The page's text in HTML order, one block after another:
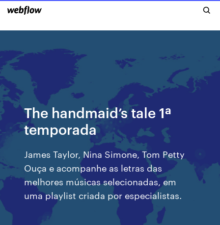
The handmaid’s tale 1ª
temporada
James Taylor, Nina Simone, Tom Petty
Ouça e acompanhe as letras das
melhores músicas selecionadas, em
uma playlist criada por especialistas.